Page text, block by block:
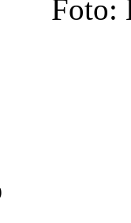
Foto: